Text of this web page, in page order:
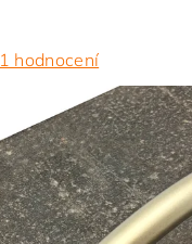
1 hodnocení